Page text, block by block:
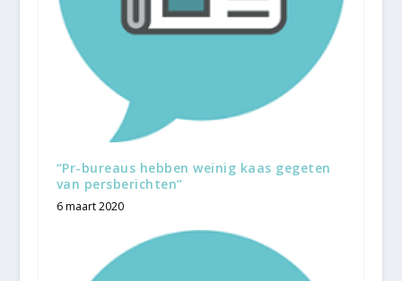
“Pr-bureaus hebben weinig kaas gegeten
van persberichten”
6 maart 2020